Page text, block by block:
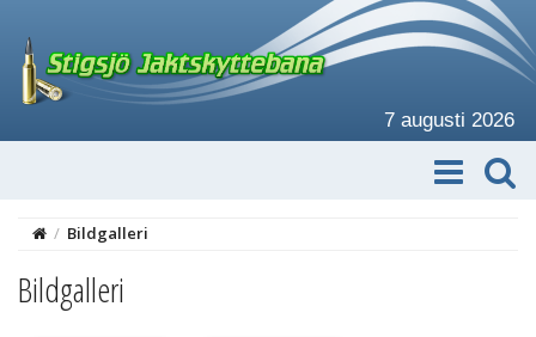
7 augusti 2026
/ Bildgalleri
Bildgalleri